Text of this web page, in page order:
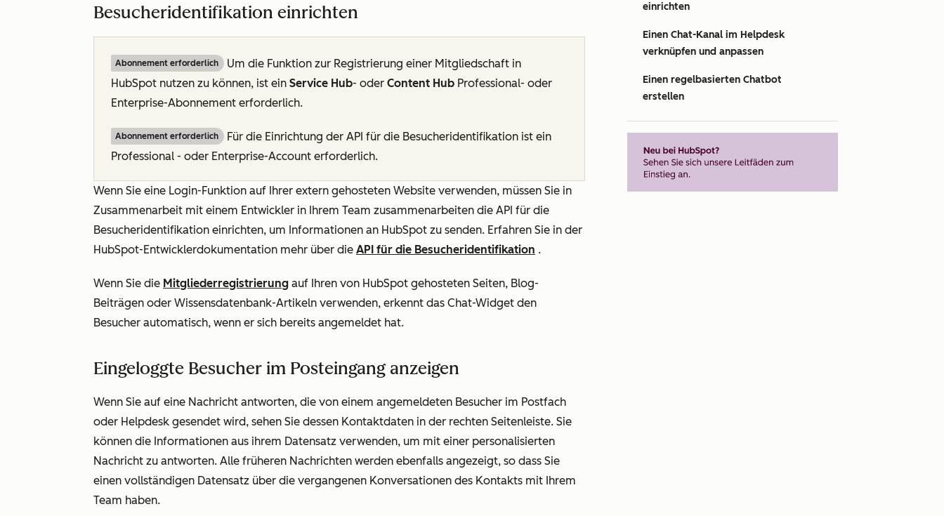
Besucheridentifikation einrichten
Abonnement erforderlich
Um die Funktion zur Registrierung einer Mitgliedschaft in
HubSpot nutzen zu können, ist ein Service Hub- oder Content Hub Professional- oder
Enterprise-Abonnement erforderlich.
Abonnement erforderlich
Für die Einrichtung der API für die Besucheridentifikation ist ein
Professional - oder Enterprise-Account erforderlich.
Wenn Sie eine Login-Funktion auf Ihrer extern gehosteten Website verwenden, müssen Sie in
Zusammenarbeit mit einem Entwickler in Ihrem Team zusammenarbeiten die API für die
Besucheridentifikation einrichten, um Informationen an HubSpot zu senden. Erfahren Sie in der
HubSpot-Entwicklerdokumentation mehr über die API für die Besucheridentifikation .
Wenn Sie die Mitgliederregistrierung auf Ihren von HubSpot gehosteten Seiten, Blog-
Beiträgen oder Wissensdatenbank-Artikeln verwenden, erkennt das Chat-Widget den
Besucher automatisch, wenn er sich bereits angemeldet hat.
Eingeloggte Besucher im Posteingang anzeigen
Wenn Sie auf eine Nachricht antworten, die von einem angemeldeten Besucher im Postfach
oder Helpdesk gesendet wird, sehen Sie dessen Kontaktdaten in der rechten Seitenleiste. Sie
können die Informationen aus ihrem Datensatz verwenden, um mit einer personalisierten
Nachricht zu antworten. Alle früheren Nachrichten werden ebenfalls angezeigt, so dass Sie
einen vollständigen Datensatz über die vergangenen Konversationen des Kontakts mit Ihrem
Team haben.
einrichten
Einen Chat-Kanal im Helpdesk
verknüpfen und anpassen
Einen regelbasierten Chatbot
erstellen